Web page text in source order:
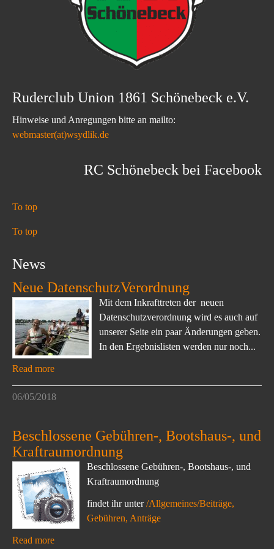
Ruderclub Union 1861 Schönebeck e.V.
Hinweise und Anregungen bitte an mailto:
webmaster(at)wsydlik.de
RC Schönebeck bei Facebook
To top
To top
News
Neue DatenschutzVerordnung
Mit dem Inkrafttreten der neuen
Datenschutzverordnung wird es auch auf
unserer Seite ein paar Änderungen geben.
In den Ergebnislisten werden nur noch...
Read more
06/05/2018
Beschlossene Gebühren-, Bootshaus-, und
Kraftraumordnung
Beschlossene Gebühren-, Bootshaus-, und
Kraftraumordnung
findet ihr unter/Allgemeines/Beiträge,
Gebühren, Anträge
Read more